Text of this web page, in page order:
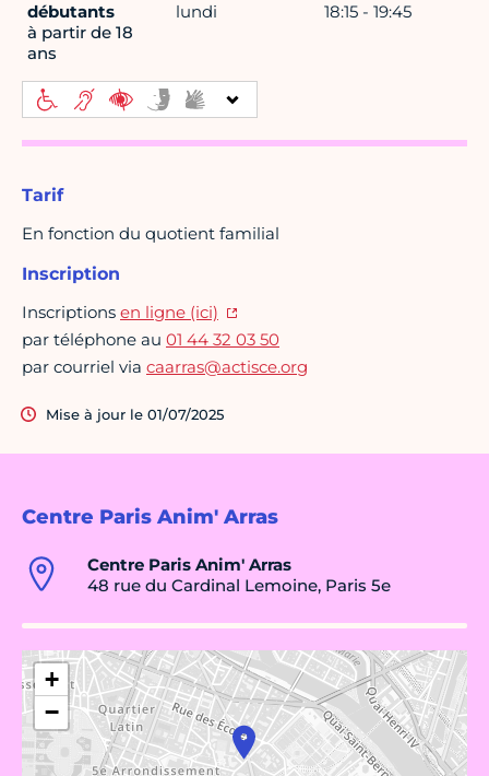
Centre Paris Anim' Arras
Centre Paris Anim' Arras
48 rue du Cardinal Lemoine, Paris 5e
+
−
débutants
à partir de 18
ans
lundi 18:15 - 19:45
Tarif
En fonction du quotient familial
Inscription
Inscriptions en ligne (ici)
par téléphone au 01 44 32 03 50
par courriel via caarras@actisce.org
Mise à jour le 01/07/2025